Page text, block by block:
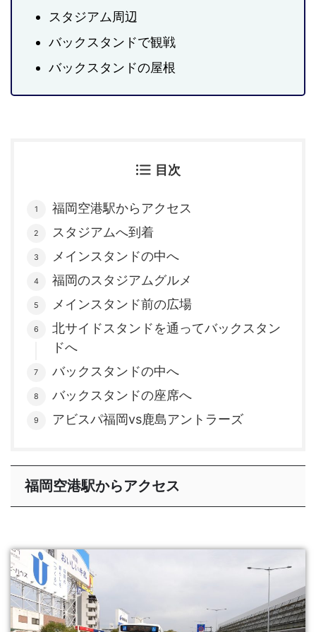
スタジアム周辺
バックスタンドで観戦
バックスタンドの屋根
目次
福岡空港駅からアクセス
スタジアムへ到着
メインスタンドの中へ
福岡のスタジアムグルメ
メインスタンド前の広場
北サイドスタンドを通ってバックスタン
ドへ
バックスタンドの中へ
バックスタンドの座席へ
アビスパ福岡vs鹿島アントラーズ
福岡空港駅からアクセス